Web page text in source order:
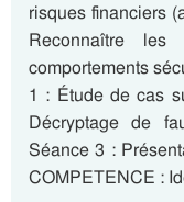
risques financiers
Reconnaître les
comportements
1 : Étude de cas
Décryptage de
Séance 3 :
COMPETENCE :